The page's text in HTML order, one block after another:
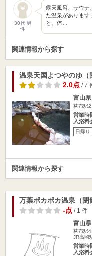
30代 男
性
露天風呂、サウ
た温泉があります
と、体…
関連情報から探す
温泉天国よつやのゆ（
2.0点/ 7
富山
荻布駅
営業時
入浴料
日帰り
関連情報から探す
万葉ポカポカ温泉（閉
-点/ 1 件
富山
荻布駅
JR高岡
営業時
入浴料